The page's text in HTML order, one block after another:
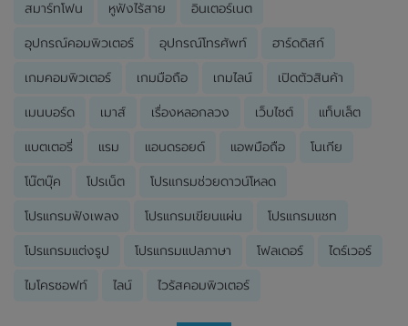
สมาร์ทโฟน หูฟังไร้สาย อินเตอร์เนต
อุปกรณ์คอมพิวเตอร์ อุปกรณ์โทรศัพท์ ฮาร์ดดิสก์
เกมคอมพิวเตอร์ เกมมือถือ เกมไลน์ เปิดตัวสินค้า
เมนบอร์ด เมาส์ เรื่องหลอกลวง เว็บไซต์ แท็บเล็ต
แบตเตอรี่ แรม แอนดรอยด์ แอพมือถือ โนเกีย
โน๊ตบุ๊ค โปรเน็ต โปรแกรมช่วยดาวน์โหลด
โปรแกรมฟังเพลง โปรแกรมเขียนแผ่น โปรแกรมแชท
โปรแกรมแต่งรูป โปรแกรมแปลภาษา โฟลเดอร์ ไดร์เวอร์
ไมโครซอฟท์ ไลน์ ไวรัสคอมพิวเตอร์